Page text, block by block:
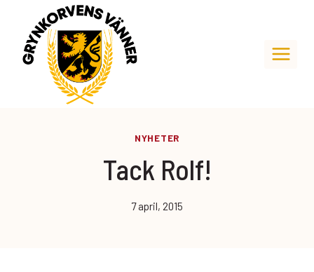
content
NYHETER
Tack Rolf!
7 april, 2015